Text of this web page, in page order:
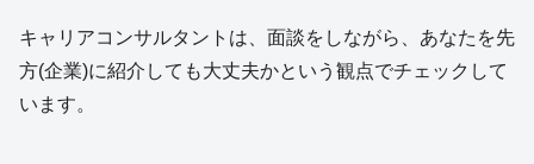
キャリアコンサルタントは、面談をしながら、あなたを先
方(企業)に紹介しても大丈夫かという観点でチェックして
います。